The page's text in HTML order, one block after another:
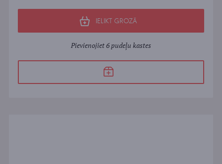
IELIKT GROZĀ
Pievienojiet 6 pudeļu kastes